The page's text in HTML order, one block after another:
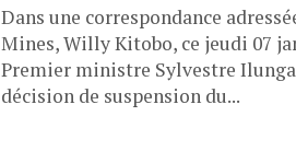
Dans une correspondance
Mines, Willy Kitobo, ce jeudi 07
Premier ministre Sylvestre
décision de suspension du...